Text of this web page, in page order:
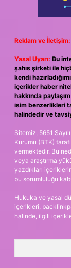
Reklam ve İletişim:
Yasal Uyarı: Bu
şahıs şirketi ile
kendi
içerikler haber
hakkında
isim benzerlikleri
halindedir ve
Sitemiz, 5651
Kurumu (BTK)
vermektedir. Bu
veya araştırma
yazdıkları
bu sorumluluğu
Hukuka ve yasal
içerikleri,
halinde, ilgili